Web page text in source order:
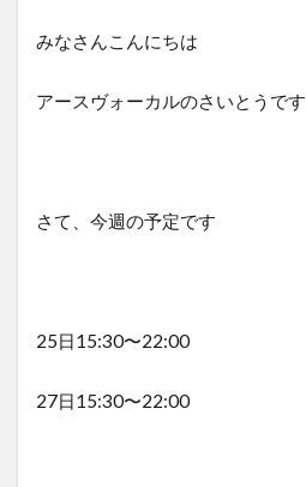
みなさんこんにちは
アースヴォーカルのさいとうです
さて、今週の予定です
25日15:30〜22:00
27日15:30〜22:00